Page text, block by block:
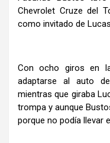
Chevrolet Cruze del
como invitado de
Con ocho giros en
adaptarse al auto
mientras que giraba
trompa y aunque
porque no podía llevar